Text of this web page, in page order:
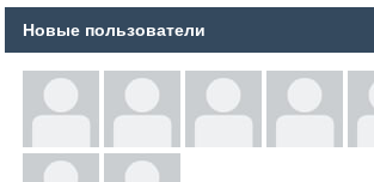
Новые пользователи